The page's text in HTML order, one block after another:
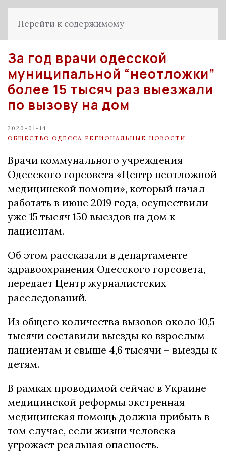
Перейти к содержимому
За год врачи одесской
муниципальной “неотложки”
более 15 тысяч раз выезжали
по вызову на дом
2020-01-14
ОБЩЕСТВО ОДЕССА РЕГИОНАЛЬНЫЕ НОВОСТИ
Врачи коммунального учреждения
Одесского горсовета «Центр неотложной
медицинской помощи», который начал
работать в июне 2019 года, осуществили
уже 15 тысяч 150 выездов на дом к
пациентам.
Об этом рассказали в департаменте
здравоохранения Одесского горсовета,
передает Центр журналистских
расследований.
Из общего количества вызовов около 10,5
тысячи составили выезды ко взрослым
пациентам и свыше 4,6 тысячи – выезды к
детям.
В рамках проводимой сейчас в Украине
медицинской реформы экстренная
медицинская помощь должна прибыть в
том случае, если жизни человека
угрожает реальная опасность.